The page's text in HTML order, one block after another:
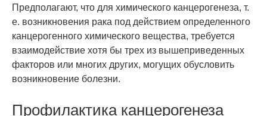
Предполагают, что для химического канцерогенеза, т.
е. возникновения рака под действием определенного
канцерогенного химического вещества, требуется
взаимодействие хотя бы трех из вышеприведенных
факторов или многих других, могущих обусловить
возникновение болезни.
Профилактика канцерогенеза